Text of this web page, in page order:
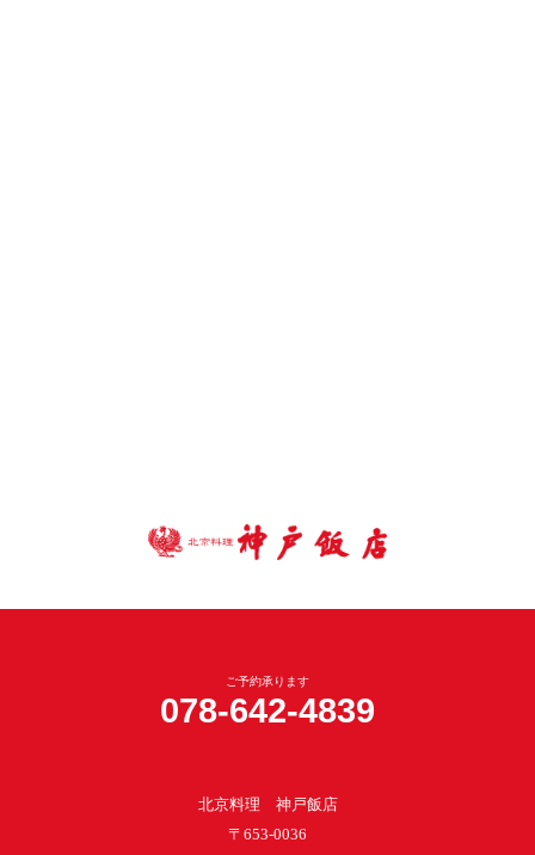
ご予約承ります
078-642-4839
北京料理 神戸飯店
〒653-0036